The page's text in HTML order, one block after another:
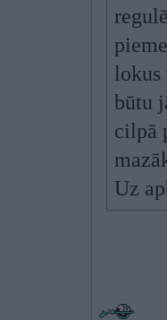
lokus
būtu
cilpā
Uz